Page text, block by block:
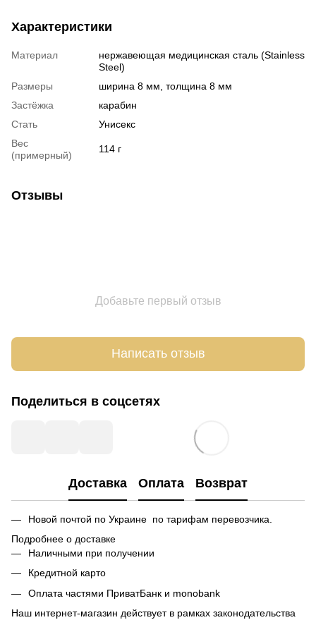
Характеристики
Материал
нержавеющая медицинская сталь (Stainless
Steel)
Размеры
ширина 8 мм, толщина 8 мм
Застёжка
карабин
Стать
Унисекс
Вес
(примерный)
114 г
Отзывы
Добавьте первый отзыв
Написать отзыв
Поделиться в соцсетях
Доставка Оплата Возврат
Новой почтой по Украине по тарифам перевозчика.
Подробнее о доставке
Наличными при получении
Кредитной карто
Оплата частями ПриватБанк и monobank
Наш интернет-магазин действует в рамках законодательства